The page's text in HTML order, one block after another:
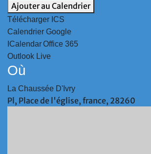
Ajouter au Calendrier
Télécharger ICS
Calendrier Google
ICalendarOffice 365
Outlook Live
Où
La Chaussée D'Ivry
Pl, Place de l'église, france, 28260